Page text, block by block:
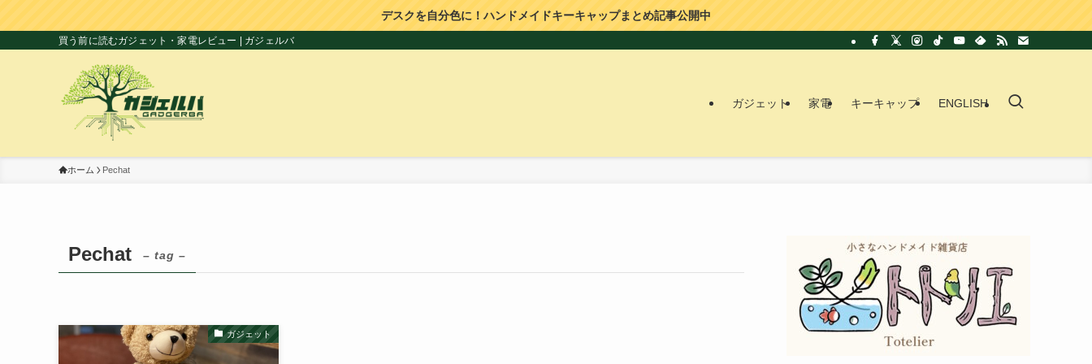
デスクを自分色に！ハンドメイドキーキャップまとめ記事公開中
買う前に読むガジェット・家電レビュー | ガジェルバ
ガジェット 家電 キーキャップ ENGLISH
ホーム Pechat
Pechat – tag –
ガジェット